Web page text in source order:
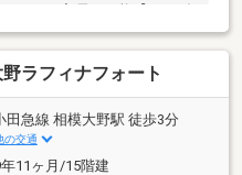
すぐの入居が可能【おかげ
のおとりつぎ】私共、朝日
・埼玉県で１３店舗展開し
の情報も多数ございます！
買って良かった」と言って
一番の喜びです。お問い合
）海老名支店 営業三課』
ラフィナフォート
田急線 相模大野駅 徒歩3分
の交通
11ヶ月/15階建